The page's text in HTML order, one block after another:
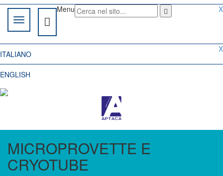
X
Menu
X
ITALIANO
ENGLISH
MICROPROVETTE E
CRYOTUBE